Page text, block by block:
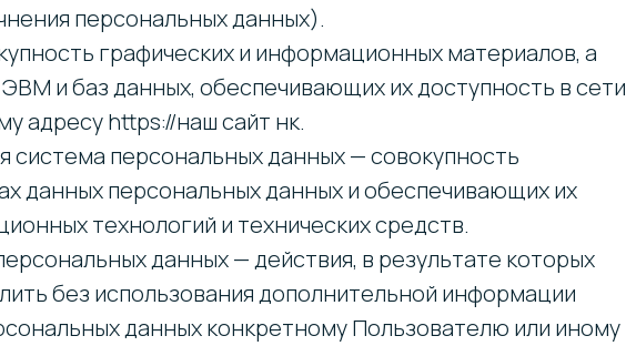
персональных данных).
графических и информационных материалов, а
и баз данных, обеспечивающих их доступность в сети
адресу https://наш сайт нк.
система персональных данных — совокупность
данных персональных данных и обеспечивающих их
технологий и технических средств.
данных — действия, в результате которых
без использования дополнительной информации
данных конкретному Пользователю или иному